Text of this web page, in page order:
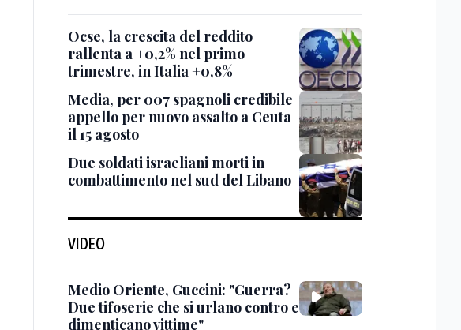
Ocse, la crescita del reddito
rallenta a +0,2% nel primo
trimestre, in Italia +0,8%
Media, per 007 spagnoli credibile
appello per nuovo assalto a Ceuta
il 15 agosto
Due soldati israeliani morti in
combattimento nel sud del Libano
VIDEO
Medio Oriente, Guccini: "Guerra?
Due tifoserie che si urlano contro e
dimenticano vittime"